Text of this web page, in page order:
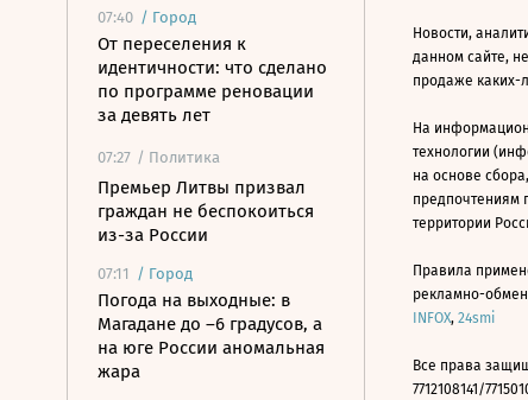
07:40 / Город
От переселения к
идентичности: что сделано
по программе реновации
за девять лет
07:27 / Политика
Премьер Литвы призвал
граждан не беспокоиться
из-за России
07:11 / Город
Погода на выходные: в
Магадане до –6 градусов, а
на юге России аномальная
жара
Новости,
данном сайте,
продаже каких-
На
технологии
на основе
предпочтениям
территории
Правила
рекламно-
INFOX, 24smi
Все права
7712108141/